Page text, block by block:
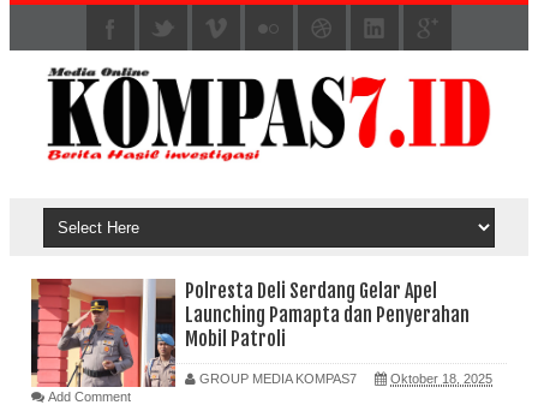
Polresta Deli Serdang Gelar Apel
Launching Pamapta dan Penyerahan
Mobil Patroli
GROUP MEDIA KOMPAS7
Oktober 18, 2025
Add Comment